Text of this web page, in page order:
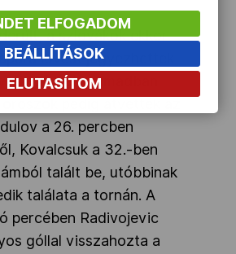
a szlovákok ekkor
lövést jegyezhettek
két harmadban
a 26. percben
Kovalcsuk a 32.-ben
talált be, utóbbinak
találata a tornán. A
percében Radivojevic
góllal visszahozta a
ELFOGADOM
BEÁLLÍTÁSOK
ELUTASÍTOM